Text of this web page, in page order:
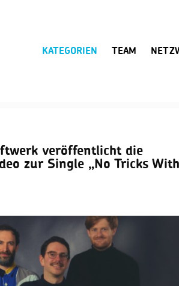
KATEGORIEN TEAM
veröffentlicht die
zur Single „No Tricks With